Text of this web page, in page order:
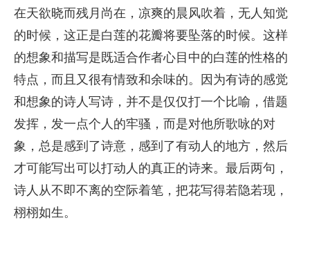
在天欲晓而残月尚在，凉爽的晨风吹着，无人知觉
的时候，这正是白莲的花瓣将要坠落的时候。这样
的想象和描写是既适合作者心目中的白莲的性格的
特点，而且又很有情致和余味的。因为有诗的感觉
和想象的诗人写诗，并不是仅仅打一个比喻，借题
发挥，发一点个人的牢骚，而是对他所歌咏的对
象，总是感到了诗意，感到了有动人的地方，然后
才可能写出可以打动人的真正的诗来。最后两句，
诗人从不即不离的空际着笔，把花写得若隐若现，
栩栩如生。